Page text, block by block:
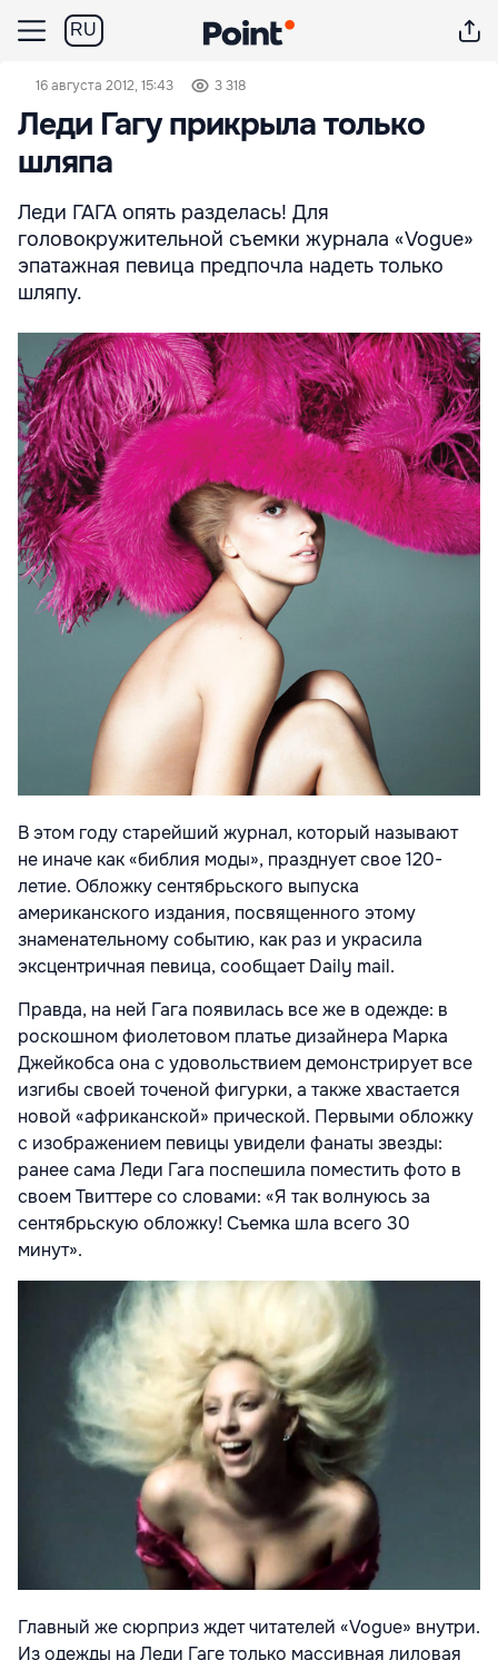
RU
16 августа 2012, 15:43 3 318
Леди Гагу прикрыла только
шляпа
Леди ГАГА опять разделась! Для
головокружительной съемки журнала «Vogue»
эпатажная певица предпочла надеть только
шляпу.
В этом году старейший журнал, который называют
не иначе как «библия моды», празднует свое 120-
летие. Обложку сентябрьского выпуска
американского издания, посвященного этому
знаменательному событию, как раз и украсила
эксцентричная певица, сообщает Daily mail.
Правда, на ней Гага появилась все же в одежде: в
роскошном фиолетовом платье дизайнера Марка
Джейкобса она с удовольствием демонстрирует все
изгибы своей точеной фигурки, а также хвастается
новой «африканской» прической. Первыми обложку
с изображением певицы увидели фанаты звезды:
ранее сама Леди Гага поспешила поместить фото в
своем Твиттере со словами: «Я так волнуюсь за
сентябрьскую обложку! Съемка шла всего 30
минут».
Главный же сюрприз ждет читателей «Vogue» внутри.
Из одежды на Леди Гаге только массивная лиловая